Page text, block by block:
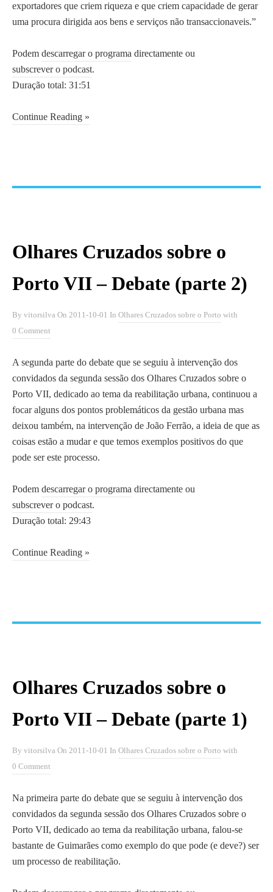
exportadores que criem riqueza e que criem capacidade de gerar
uma procura dirigida aos bens e serviços não transaccionaveis.”
Podem descarregar o programa directamente ou
subscrever o podcast.
Duração total: 31:51
Continue Reading »
Olhares Cruzados sobre o
Porto VII – Debate (parte 2)
By vitorsilva On 2011-10-01 In Olhares Cruzados sobre o Porto with
0 Comment
A segunda parte do debate que se seguiu à intervenção dos
convidados da segunda sessão dos Olhares Cruzados sobre o
Porto VII, dedicado ao tema da reabilitação urbana, continuou a
focar alguns dos pontos problemáticos da gestão urbana mas
deixou também, na intervenção de João Ferrão, a ideia de que as
coisas estão a mudar e que temos exemplos positivos do que
pode ser este processo.
Podem descarregar o programa directamente ou
subscrever o podcast.
Duração total: 29:43
Continue Reading »
Olhares Cruzados sobre o
Porto VII – Debate (parte 1)
By vitorsilva On 2011-10-01 In Olhares Cruzados sobre o Porto with
0 Comment
Na primeira parte do debate que se seguiu à intervenção dos
convidados da segunda sessão dos Olhares Cruzados sobre o
Porto VII, dedicado ao tema da reabilitação urbana, falou-se
bastante de Guimarães como exemplo do que pode (e deve?) ser
um processo de reabilitação.